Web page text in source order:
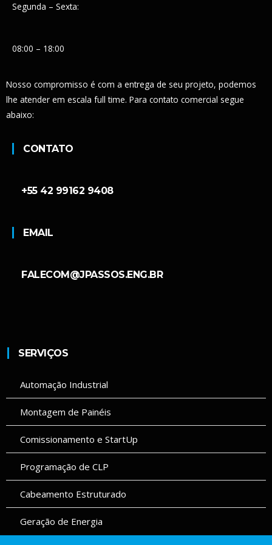
Segunda – Sexta:
08:00 – 18:00
Nosso compromisso é com a entrega de seu projeto, podemos
lhe atender em escala full time. Para contato comercial segue
abaixo:
CONTATO
+55 42 99162 9408
EMAIL
FALECOM@JPASSOS.ENG.BR
SERVIÇOS
Automação Industrial
Montagem de Painéis
Comissionamento e StartUp
Programação de CLP
Cabeamento Estruturado
Geração de Energia